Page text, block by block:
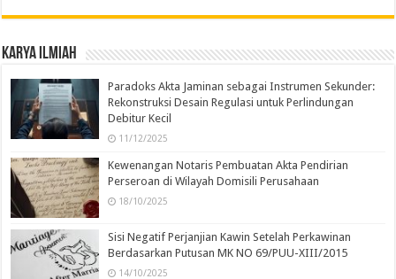
Karya Ilmiah
Paradoks Akta Jaminan sebagai Instrumen Sekunder:
Rekonstruksi Desain Regulasi untuk Perlindungan
Debitur Kecil
11/12/2025
Kewenangan Notaris Pembuatan Akta Pendirian
Perseroan di Wilayah Domisili Perusahaan
18/10/2025
Sisi Negatif Perjanjian Kawin Setelah Perkawinan
Berdasarkan Putusan MK NO 69/PUU-XIII/2015
14/10/2025